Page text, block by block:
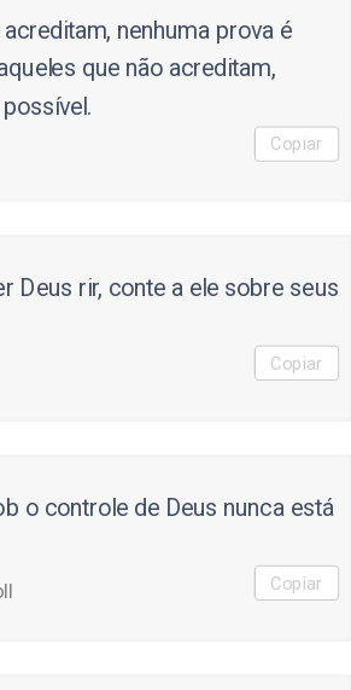
nenhuma prova é
que não acreditam,
Copiar
Deus rir, conte a ele sobre seus
Copiar
o controle de Deus nunca está
Copiar